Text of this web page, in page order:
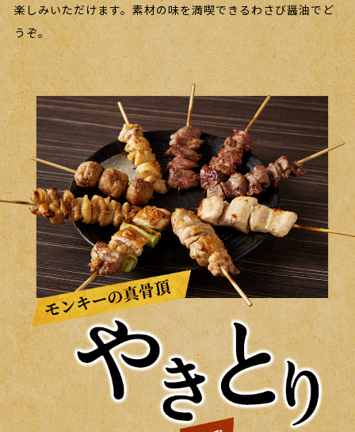
こそ引き立つ、それぞれの部位の旨味を存分にご堪能くださ
い。
どんどん進みます。
楽しみいただけます。素材の味を満喫できるわさび醤油でど
うぞ。